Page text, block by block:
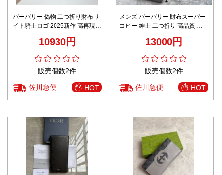
バーバリー 偽物 二つ折り財布 ナ
イト騎士ロゴ 2025新作 高再現度
10930円
販売個数2件
佐川急便 HOT
メンズ バーバリー 財布スーパー
コピー 紳士 二つ折り 高品質 レ
13000円
販売個数2件
佐川急便 HOT